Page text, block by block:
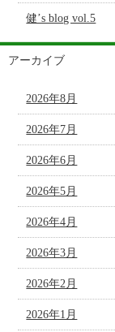
健’s blog vol.5
アーカイブ
2026年8月
2026年7月
2026年6月
2026年5月
2026年4月
2026年3月
2026年2月
2026年1月